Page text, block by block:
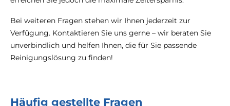
Bei weiteren Fragen stehen wir Ihnen jederzeit zur
Verfügung. Kontaktieren Sie uns gerne – wir beraten Sie
unverbindlich und helfen Ihnen, die für Sie passende
Reinigungslösung zu finden!
Häufig gestellte Fragen